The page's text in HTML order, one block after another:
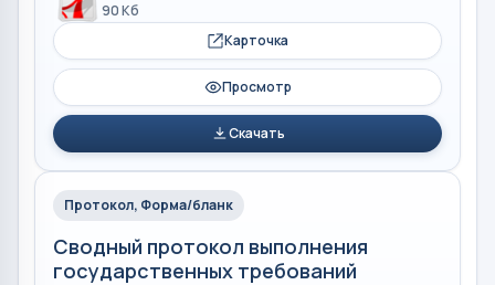
90 Кб
Карточка
Просмотр
Скачать
Протокол, Форма/бланк
Сводный протокол выполнения
государственных требований